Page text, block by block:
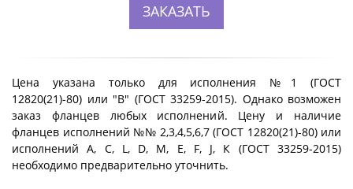
ЗАКАЗАТЬ
Цена указана только для исполнения №1 (ГОСТ
12820(21)-80) или "B" (ГОСТ 33259-2015). Однако возможен
заказ фланцев любых исполнений. Цену и наличие
фланцев исполнений №№ 2,3,4,5,6,7 (ГОСТ 12820(21)-80) или
исполнений A, C, L, D, M, E, F, J, К (ГОСТ 33259-2015)
необходимо предварительно уточнить.